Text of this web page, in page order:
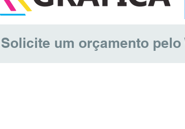
Solicite um orçamento pelo